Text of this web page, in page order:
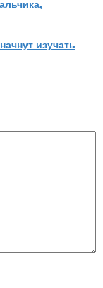
изучать